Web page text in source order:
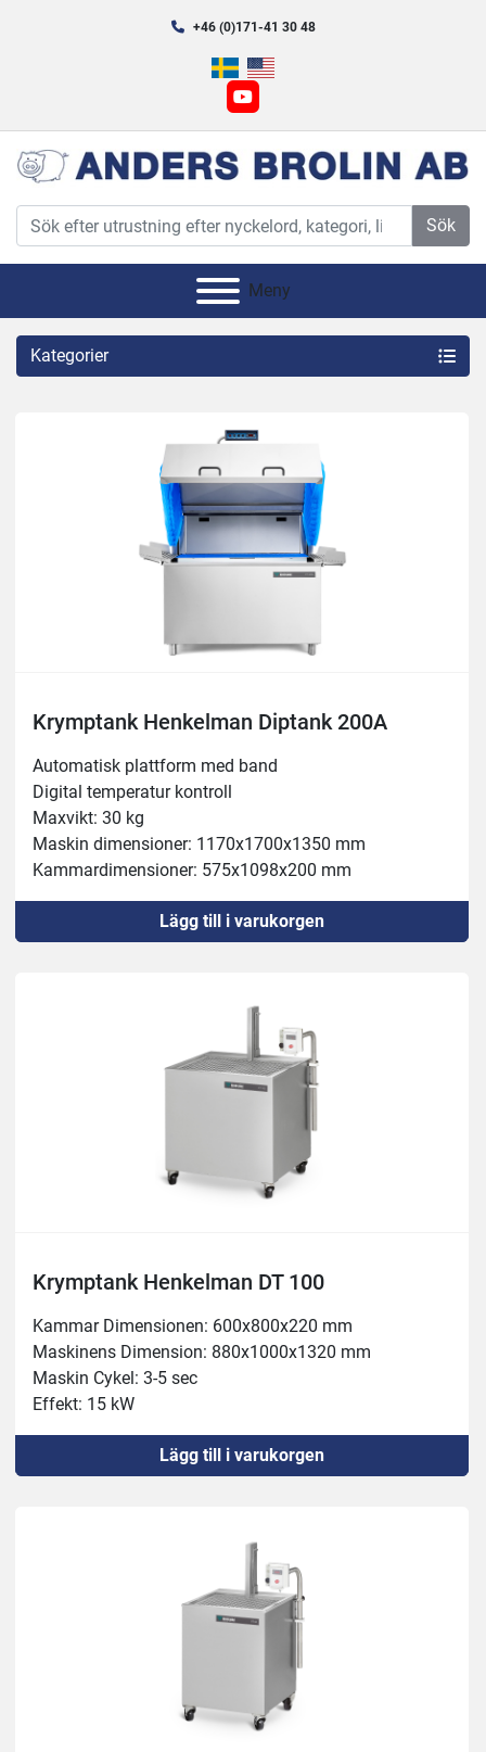
+46 (0)171-41 30 48
youtube
Sök
Meny
Kategorier
Krymptank Henkelman Diptank 200A
Automatisk plattform med band
Digital temperatur kontroll
Maxvikt: 30 kg
Maskin dimensioner: 1170x1700x1350 mm
Kammardimensioner: 575x1098x200 mm
Maxdjup: 200mm
Dopptid: 3-5 sekunder
Cykeltid: 22 sekunder
Lägg till i varukorgen
Krymptank Henkelman DT 100
Kammar Dimensionen: 600x800x220 mm
Maskinens Dimension: 880x1000x1320 mm
Maskin Cykel: 3-5 sec
Effekt: 15 kW
Lägg till i varukorgen